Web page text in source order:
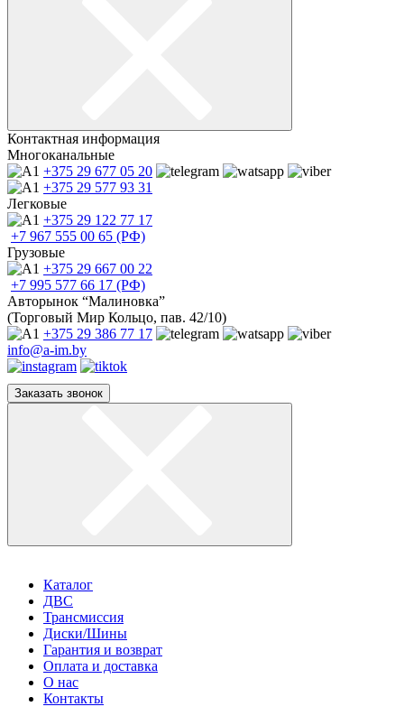
Контактная информация
Многоканальные
+375 29 677 05 20
+375 29 577 93 31
Легковые
+375 29 122 77 17
+7 967 555 00 65 (РФ)
Грузовые
+375 29 667 00 22
+7 995 577 66 17 (РФ)
Авторынок “Малиновка”
(Торговый Мир Кольцо, пав. 42/10)
+375 29 386 77 17
info@a-im.by
Заказать звонок
Каталог
ДВС
Трансмиссия
Диски/Шины
Гарантия и возврат
Оплата и доставка
О нас
Контакты